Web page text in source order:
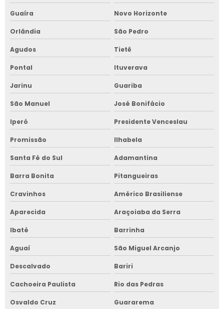
Guaíra Novo Horizonte
Orlândia São Pedro
Agudos Tietê
Pontal Ituverava
Jarinu Guariba
São Manuel José Bonifácio
Iperó Presidente Venceslau
Promissão Ilhabela
Santa Fé do Sul Adamantina
Barra Bonita Pitangueiras
Cravinhos Américo Brasiliense
Aparecida Araçoiaba da Serra
Ibaté Barrinha
Aguaí São Miguel Arcanjo
Descalvado Bariri
Cachoeira Paulista Rio das Pedras
Osvaldo Cruz Guararema